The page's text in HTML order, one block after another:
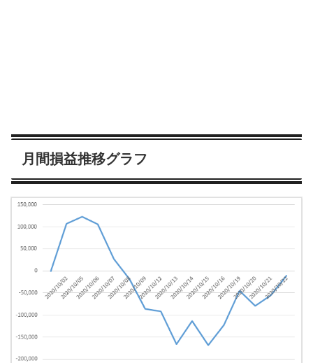
月間損益推移グラフ